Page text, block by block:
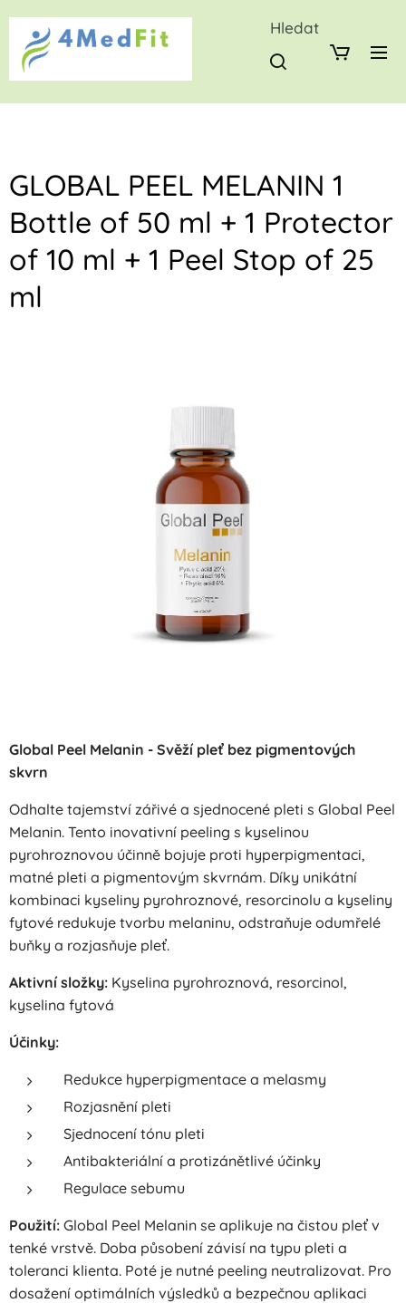
Hledat
GLOBAL PEEL MELANIN 1
Bottle of 50 ml + 1 Protector
of 10 ml + 1 Peel Stop of 25
ml
Global Peel Melanin - Svěží pleť bez pigmentových
skvrn
Odhalte tajemství zářivé a sjednocené pleti s Global Peel
Melanin. Tento inovativní peeling s kyselinou
pyrohroznovou účinně bojuje proti hyperpigmentaci,
matné pleti a pigmentovým skvrnám. Díky unikátní
kombinaci kyseliny pyrohroznové, resorcinolu a kyseliny
fytové redukuje tvorbu melaninu, odstraňuje odumřelé
buňky a rozjasňuje pleť.
Aktivní složky: Kyselina pyrohroznová, resorcinol,
kyselina fytová
Účinky:
Redukce hyperpigmentace a melasmy
Rozjasnění pleti
Sjednocení tónu pleti
Antibakteriální a protizánětlivé účinky
Regulace sebumu
Použití: Global Peel Melanin se aplikuje na čistou pleť v
tenké vrstvě. Doba působení závisí na typu pleti a
toleranci klienta. Poté je nutné peeling neutralizovat. Pro
dosažení optimálních výsledků a bezpečnou aplikaci